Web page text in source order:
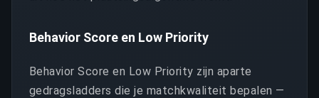
Behavior Score en Low Priority
Behavior Score en Low Priority zijn aparte
gedragsladders die je matchkwaliteit bepalen —